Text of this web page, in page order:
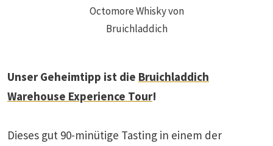
Octomore Whisky von
Bruichladdich
Unser Geheimtipp ist die Bruichladdich
Warehouse Experience Tour!
Dieses gut 90-minütige Tasting in einem der